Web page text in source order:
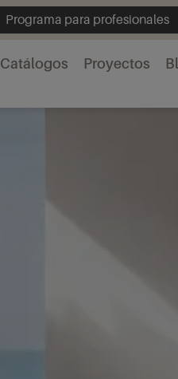
Programa para profesionales
Catálogos Proyectos